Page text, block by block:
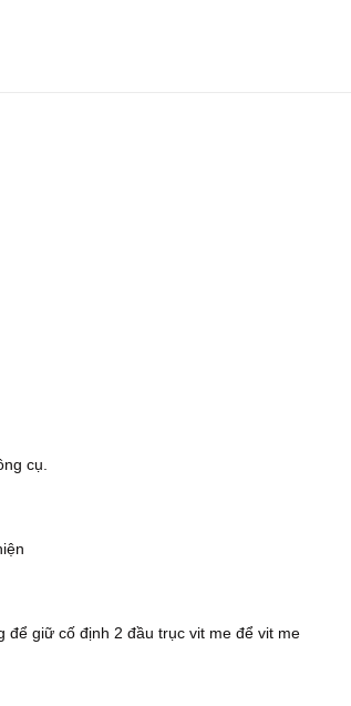
cụ.
giữ cố định 2 đầu trục vit me để vit me